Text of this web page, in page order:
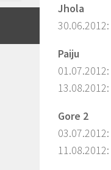
Jhola
30.06.2012:
Paiju
01.07.2012:
13.08.2012:
Gore 2
03.07.2012:
11.08.2012: